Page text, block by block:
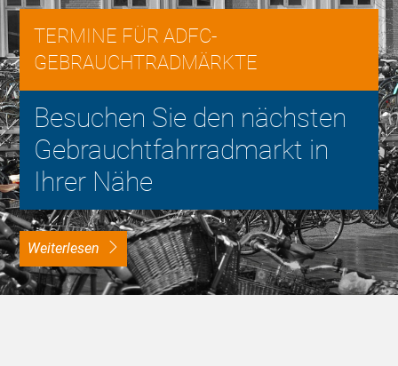
TERMINE FÜR ADFC-
GEBRAUCHTRADMÄRKTE
Besuchen Sie den nächsten
Gebrauchtfahrradmarkt in
Ihrer Nähe
weiterlesen